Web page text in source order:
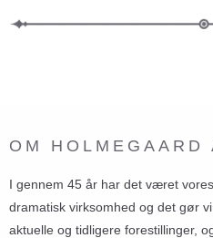
OM HOLMEGAARD
I gennem 45 år har det været
dramatisk virksomhed og det gør
aktuelle og tidligere forestillinger,